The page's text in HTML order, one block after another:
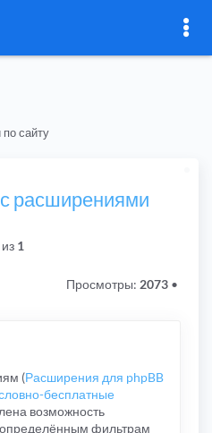
по сайту
расширениями
из 1
Просмотры: 2073 •
(Расширения для phpBB
бесплатные
возможность
фильтрам